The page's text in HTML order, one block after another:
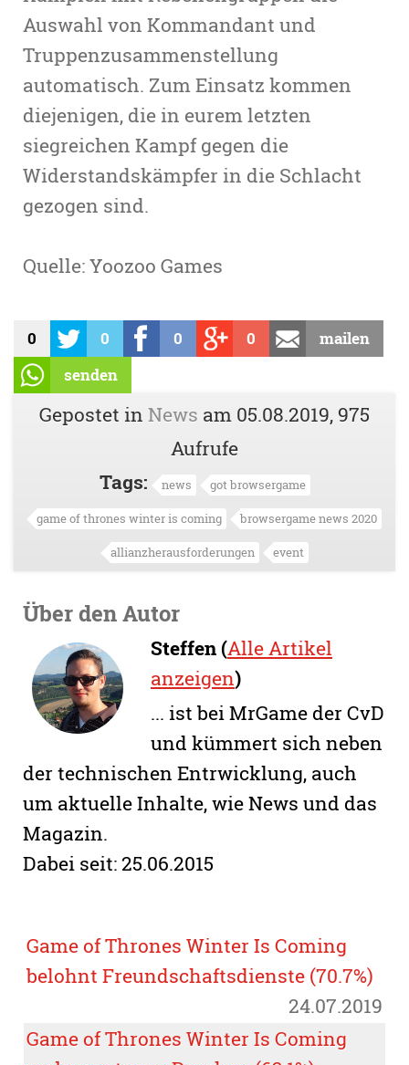
Auswahl von Kommandant und
Truppenzusammenstellung
automatisch. Zum Einsatz kommen
diejenigen, die in eurem letzten
siegreichen Kampf gegen die
Widerstandskämpfer in die Schlacht
gezogen sind.
Quelle: Yoozoo Games
0 0 0 0
mailen
senden
Gepostet in News am 05.08.2019, 975
Aufrufe
Tags:
news got browsergame
game of thrones winter is coming browsergame news 2020
allianzherausforderungen event
Über den Autor
Steffen (Alle Artikel
anzeigen)
... ist bei MrGame der CvD
und kümmert sich neben
der technischen Entrwicklung, auch
um aktuelle Inhalte, wie News und das
Magazin.
Dabei seit: 25.06.2015
Game of Thrones Winter Is Coming
belohnt Freundschaftsdienste (70.7%)
24.07.2019
Game of Thrones Winter Is Coming